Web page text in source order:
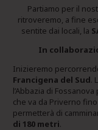
Partiamo per il
ritroveremo, a fine
sentite dai locali, la
In
Inizieremo
Francigena del Sud.
l’Abbazia di
che va da Priverno
permetterà di
di 180 metri.